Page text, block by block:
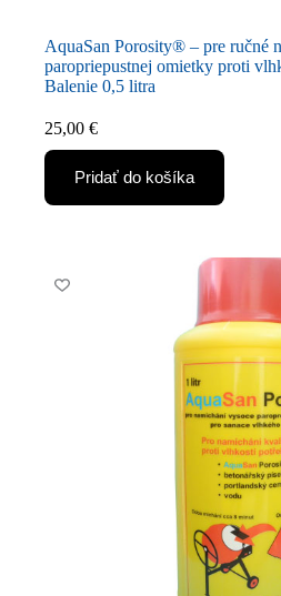
AquaSan Porosity® – pre ručné
paropriepustnej omietky proti
Balenie 0,5 litra
25,00 €
Pridať do košíka